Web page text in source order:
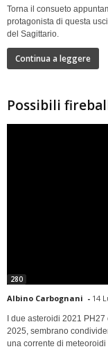
Torna il consueto
protagonista di questa
del Sagittario.
Continua a leggere
Possibili
280
Albino Carbognani - 14
I due asteroidi 2021
2025, sembrano
una corrente di meteoroidi